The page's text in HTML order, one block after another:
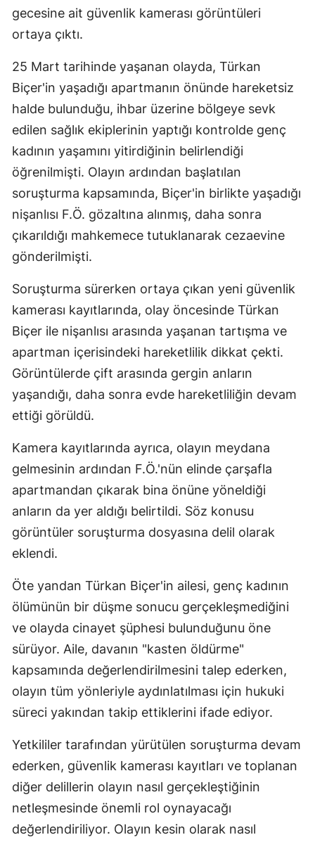
gecesine ait güvenlik kamerası görüntüleri
ortaya çıktı.
25 Mart tarihinde yaşanan olayda, Türkan
Biçer'in yaşadığı apartmanın önünde hareketsiz
halde bulunduğu, ihbar üzerine bölgeye sevk
edilen sağlık ekiplerinin yaptığı kontrolde genç
kadının yaşamını yitirdiğinin belirlendiği
öğrenilmişti. Olayın ardından başlatılan
soruşturma kapsamında, Biçer'in birlikte yaşadığı
nişanlısı F.Ö. gözaltına alınmış, daha sonra
çıkarıldığı mahkemece tutuklanarak cezaevine
gönderilmişti.
Soruşturma sürerken ortaya çıkan yeni güvenlik
kamerası kayıtlarında, olay öncesinde Türkan
Biçer ile nişanlısı arasında yaşanan tartışma ve
apartman içerisindeki hareketlilik dikkat çekti.
Görüntülerde çift arasında gergin anların
yaşandığı, daha sonra evde hareketliliğin devam
ettiği görüldü.
Kamera kayıtlarında ayrıca, olayın meydana
gelmesinin ardından F.Ö.'nün elinde çarşafla
apartmandan çıkarak bina önüne yöneldiği
anların da yer aldığı belirtildi. Söz konusu
görüntüler soruşturma dosyasına delil olarak
eklendi.
Öte yandan Türkan Biçer'in ailesi, genç kadının
ölümünün bir düşme sonucu gerçekleşmediğini
ve olayda cinayet şüphesi bulunduğunu öne
sürüyor. Aile, davanın "kasten öldürme"
kapsamında değerlendirilmesini talep ederken,
olayın tüm yönleriyle aydınlatılması için hukuki
süreci yakından takip ettiklerini ifade ediyor.
Yetkililer tarafından yürütülen soruşturma devam
ederken, güvenlik kamerası kayıtları ve toplanan
diğer delillerin olayın nasıl gerçekleştiğinin
netleşmesinde önemli rol oynayacağı
değerlendiriliyor. Olayın kesin olarak nasıl